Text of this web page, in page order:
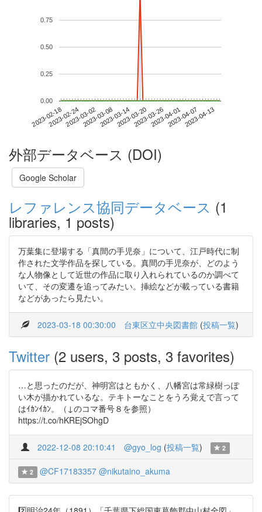
2023-02-182023-02-242023-03-022023-03-082023-03-142023-03-202023-03-262023-04-012023-04-072023-04-13
0.00
0.25
0.50
0.75
外部データベース (DOI)
Google Scholar
レファレンス協同データベース (1
libraries, 1 posts)
万葉集に登場する「真間の手児奈」について、江戸時代に制
作された文学作品を探している。真間の手児奈が、どのよう
な人物像として近世の作品に取り入れられているのか調べて
いて、その変遷を追ってみたい。挿絵などが載っている書籍
などがあったら見たい。
2023-03-18 00:30:00 台東区立中央図書館 (投稿一覧)
Twitter (2 users, 3 posts, 3 favorites)
…と思ったのだが、神明宮はともかく、八幡宮は常緑樹っぽ
い木が描かれているな。テキトーなことをうろ覚えで言って
はｲｶﾝｲｶﾝ。（↓のコマ番号８を参照）
https://t.co/hKREjSOhgD
2022-12-08 20:10:41 @gyo_log (投稿一覧) 2
2 @CF17183357 @nikutaino_akuma